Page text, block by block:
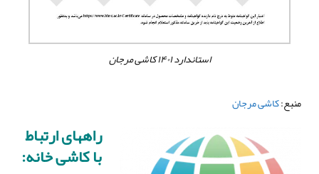
استاندارد ۱۴۰۱ کاشی مرجان
منبع:کاشی مرجان
راههای ارتباط
با کاشی خانه: